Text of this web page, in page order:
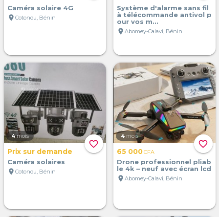
Caméra solaire 4G
location_on Cotonou, Bénin
Système d'alarme sans fil
à télécommande antivol p
our vos m...
location_on Abomey-Calavi, Bénin
favorite_border
4 mois
Prix sur demande
Caméra solaires
location_on Cotonou, Bénin
favorite_border
4 mois
65 000CFA
Drone professionnel pliab
le 4k – neuf avec écran lcd
location_on Abomey-Calavi, Bénin